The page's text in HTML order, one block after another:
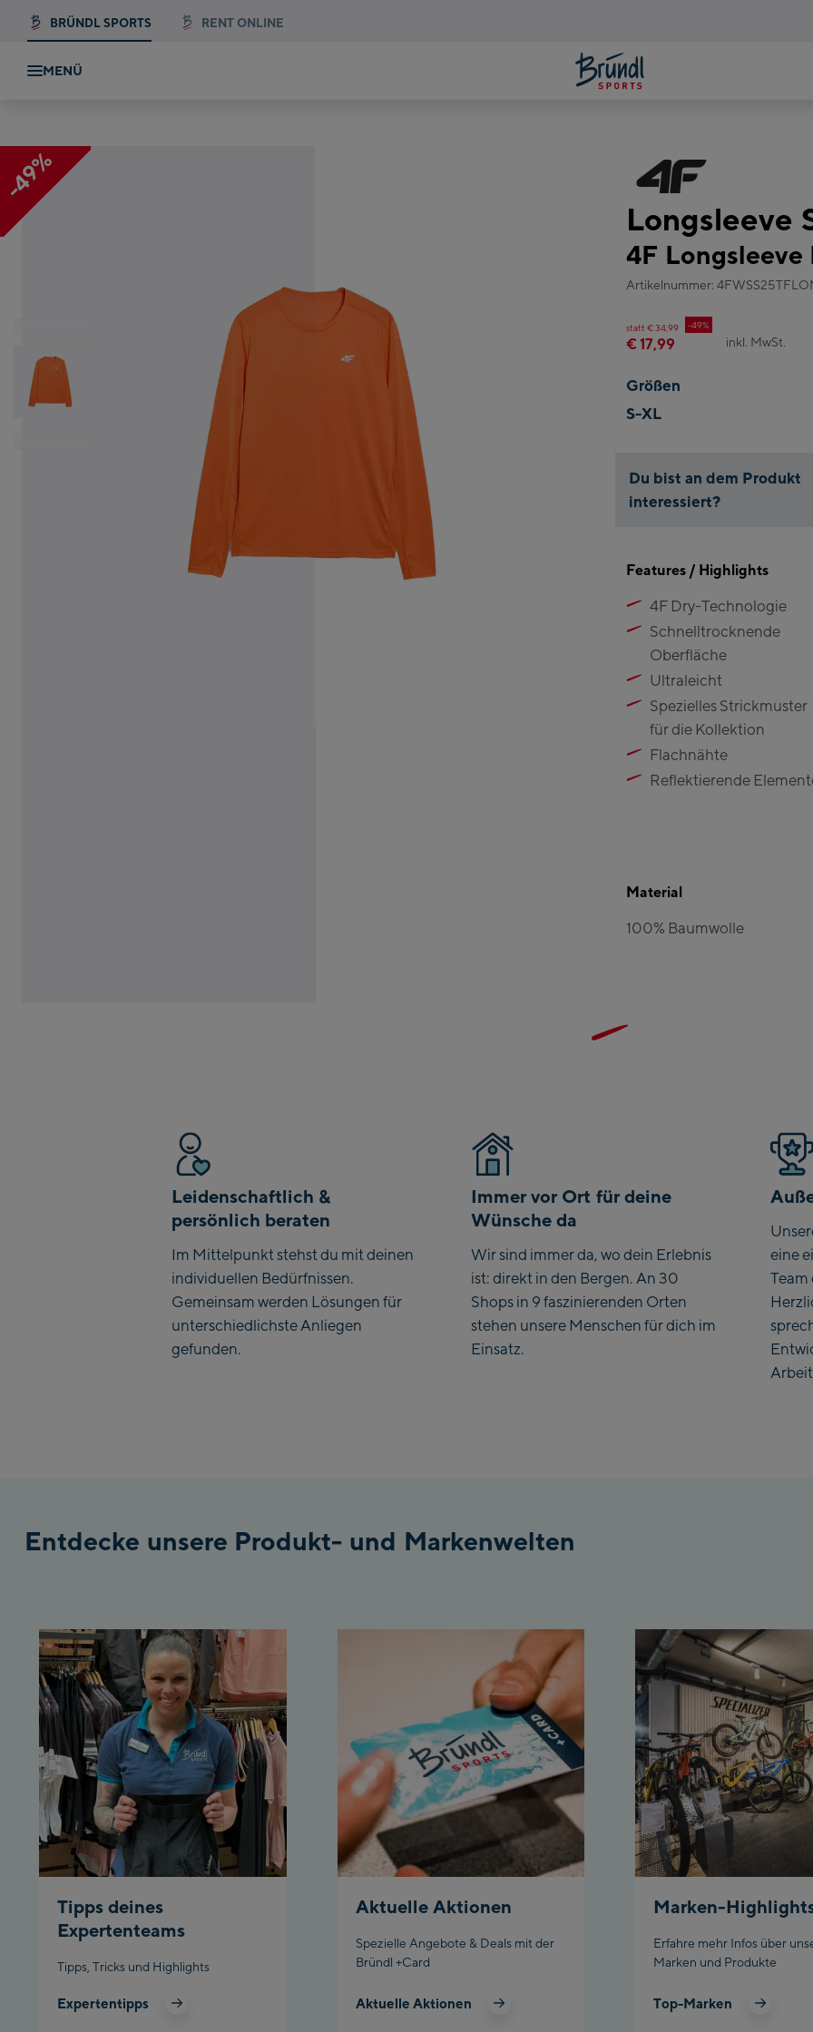
BRÜNDL SPORTS RENT ONLINE
MENÜ
-49%
Longsleeve
4F Longsleeve
Artikelnummer:
statt € 34,99 -49%
€ 17,99 inkl. MwSt.
Größen
S-XL
Du bist an dem Produkt
interessiert?
Features / Highlights
4F Dry-Technologie
Schnelltrocknende
Oberfläche
Ultraleicht
Spezielles Strickmuster
für die Kollektion
Flachnähte
Reflektierende
Material
100% Baumwolle
Leidenschaftlich &
persönlich beraten
Im Mittelpunkt stehst du mit deinen
individuellen Bedürfnissen.
Gemeinsam werden Lösungen für
unterschiedlichste Anliegen
gefunden.
Immer vor Ort für deine
Wünsche da
Wir sind immer da, wo dein Erlebnis
ist: direkt in den Bergen. An 30
Shops in 9 faszinierenden Orten
stehen unsere Menschen für dich im
Einsatz.
eine
Entdecke unsere Produkt- und Markenwelten
Tipps deines
Expertenteams
Tipps, Tricks und Highlights
Expertentipps
Aktuelle Aktionen
Spezielle Angebote & Deals mit der
Bründl +Card
Aktuelle Aktionen
Marken-
Erfahre mehr Infos über
Marken und Produkte
Top-Marken